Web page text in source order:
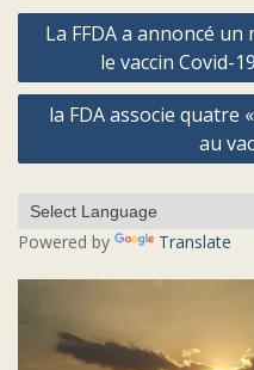
Navigation
l’article
La FFDA a annoncé
le vaccin Covid-
la FDA associe quatre
au
Powered by Translate